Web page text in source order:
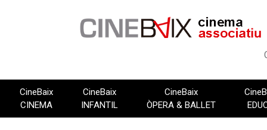
CineBaix
CINEMA
CineBaix
INFANTIL
CineBaix
ÒPERA & BALLET